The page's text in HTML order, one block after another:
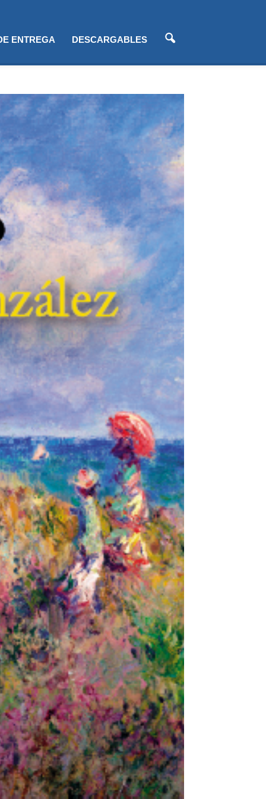
ENTREGA DESCARGABLES